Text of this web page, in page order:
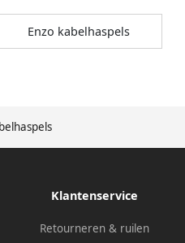
Enzo kabelhaspels
Klantenservice
Retourneren & ruilen